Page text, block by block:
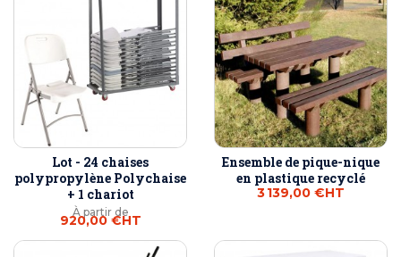
Lot - 24 chaises
polypropylène Polychaise
+ 1 chariot
À partir de
920,00 €HT
Ensemble de pique-nique
en plastique recyclé
3 139,00 €HT